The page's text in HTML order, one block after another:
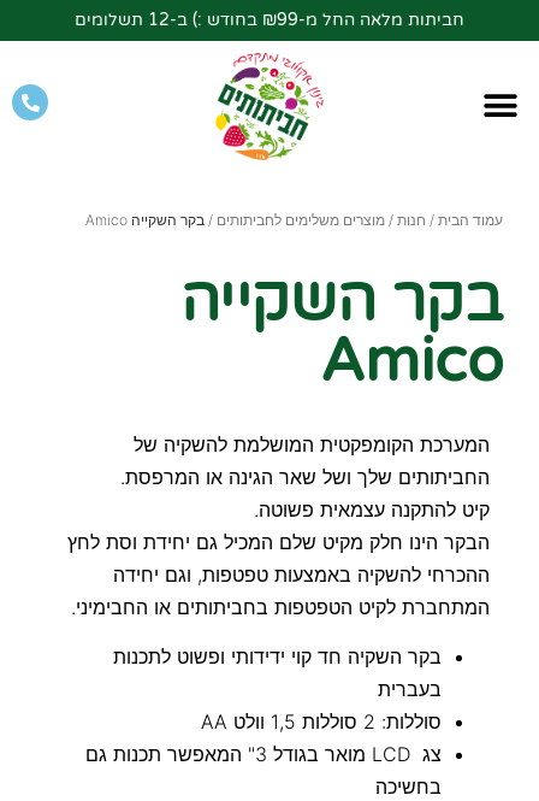
חביתות מלאה החל מ-₪99 בחודש :) ב-12 תשלומים
עמוד הבית / חנות / מוצרים משלימים לחביתותים / בקר השקייה Amico
בקר השקייה
Amico
המערכת הקומפקטית המושלמת להשקיה של
החביתותים שלך ושל שאר הגינה או המרפסת.
קיט להתקנה עצמאית פשוטה.
הבקר הינו חלק מקיט שלם המכיל גם יחידת וסת לחץ
ההכרחי להשקיה באמצעות טפטפות, וגם יחידה
המתחברת לקיט הטפטפות בחביתותים או החבימיני.
בקר השקיה חד קוי ידידותי ופשוט לתכנות
בעברית
סוללות: 2 סוללות 1,5 וולט AA
צג LCD מואר בגודל 3" המאפשר תכנות גם
בחשיכה